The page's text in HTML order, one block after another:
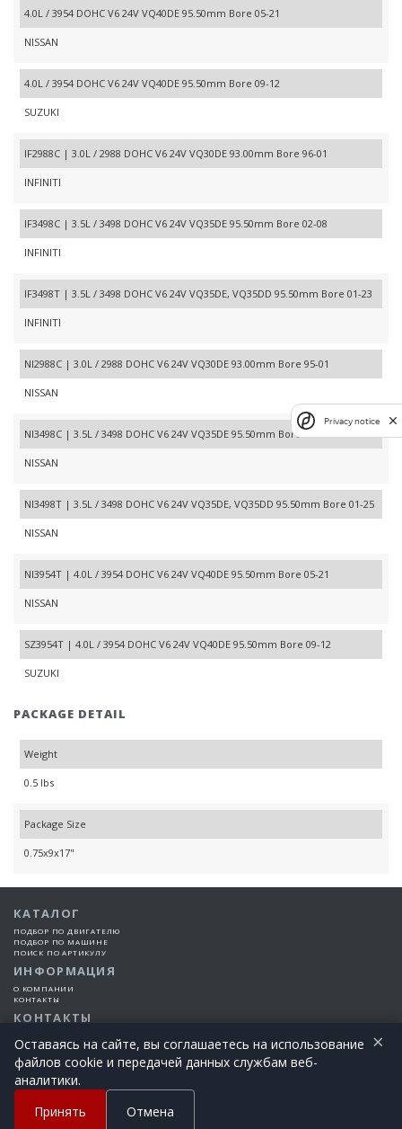
4.0L / 3954 DOHC V6 24V VQ40DE 95.50mm Bore 05-21
NISSAN
4.0L / 3954 DOHC V6 24V VQ40DE 95.50mm Bore 09-12
SUZUKI
IF2988C | 3.0L / 2988 DOHC V6 24V VQ30DE 93.00mm Bore 96-01
INFINITI
IF3498C | 3.5L / 3498 DOHC V6 24V VQ35DE 95.50mm Bore 02-08
INFINITI
IF3498T | 3.5L / 3498 DOHC V6 24V VQ35DE, VQ35DD 95.50mm Bore 01-23
INFINITI
NI2988C | 3.0L / 2988 DOHC V6 24V VQ30DE 93.00mm Bore 95-01
NISSAN
NI3498C | 3.5L / 3498 DOHC V6 24V VQ35DE 95.50mm Bore 02-23
NISSAN
NI3498T | 3.5L / 3498 DOHC V6 24V VQ35DE, VQ35DD 95.50mm Bore 01-25
NISSAN
NI3954T | 4.0L / 3954 DOHC V6 24V VQ40DE 95.50mm Bore 05-21
NISSAN
SZ3954T | 4.0L / 3954 DOHC V6 24V VQ40DE 95.50mm Bore 09-12
SUZUKI
PACKAGE DETAIL
Weight
0.5 lbs
Package Size
0.75x9x17"
КАТАЛОГ
ПОДБОР ПО ДВИГАТЕЛЮ
ПОДБОР ПО МАШИНЕ
ПОИСК ПО АРТИКУЛУ
ИНФОРМАЦИЯ
О КОМПАНИИ
КОНТАКТЫ
КОНТАКТЫ
©2015-2026 Все права защищены | EngineTech Россия
+7 (925) 101-99-66
Оставаясь на сайте, вы соглашаетесь на использование
файлов cookie и передачей данных службам веб-
аналитики.
Принять
Отмена
×
Privacy notice